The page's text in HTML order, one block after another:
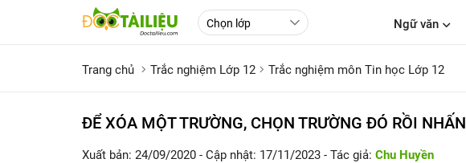
Ngữ văn
Trang chủ Trắc nghiệm Lớp 12 Trắc nghiệm môn Tin học Lớp 12
ĐỂ XÓA MỘT TRƯỜNG, CHỌN TRƯỜNG ĐÓ RỒI NHẤN
Xuất bản: 24/09/2020 - Cập nhật: 17/11/2023 - Tác giả: Chu Huyền